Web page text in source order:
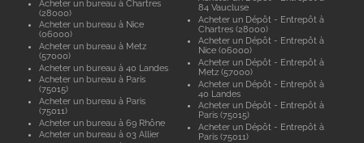
Acheter un bureau à Chartres
(28000)
Acheter un bureau à Nice
(06000)
Acheter un bureau à Metz
(57000)
Acheter un bureau à 40 Landes
Acheter un bureau à Paris
(75015)
Acheter un bureau à Paris
(75011)
Acheter un bureau à 69 Rhône
Acheter un bureau à 03 Allier
84 Vaucluse
Acheter un Dépôt - Entrepôt à
Chartres (28000)
Acheter un Dépôt - Entrepôt à
Nice (06000)
Acheter un Dépôt - Entrepôt à
Metz (57000)
Acheter un Dépôt - Entrepôt à
40 Landes
Acheter un Dépôt - Entrepôt à
Paris (75015)
Acheter un Dépôt - Entrepôt à
Paris (75011)